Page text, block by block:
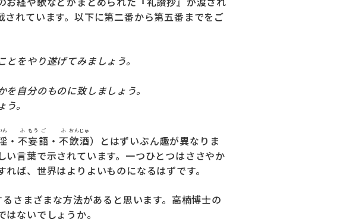
れています。以下に第二番から第五番までをご
をやり遂げてみましょう。
自分のものに致しましょう。
。
ん
・ 不
ふ
妄
もう
語
ご
・ 不
ふ
飲
おん
酒
じゅ
）とはずいぶん趣が異なりま
言葉で示されています。一つひとつはささやか
ば、世界はよりよいものになるはずです。
さまざまな方法があると思います。高楠博士の
ないでしょうか。